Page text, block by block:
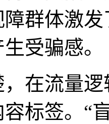
群体激
受骗感。
流量逻
标签。“